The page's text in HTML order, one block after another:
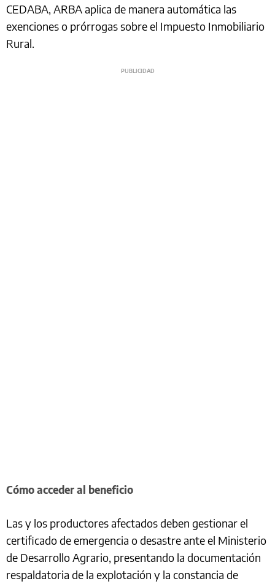
CEDABA, ARBA aplica de manera automática las
exenciones o prórrogas sobre el Impuesto Inmobiliario
Rural.
Cómo acceder al beneficio
Las y los productores afectados deben gestionar el
certificado de emergencia o desastre ante el Ministerio
de Desarrollo Agrario, presentando la documentación
respaldatoria de la explotación y la constancia de